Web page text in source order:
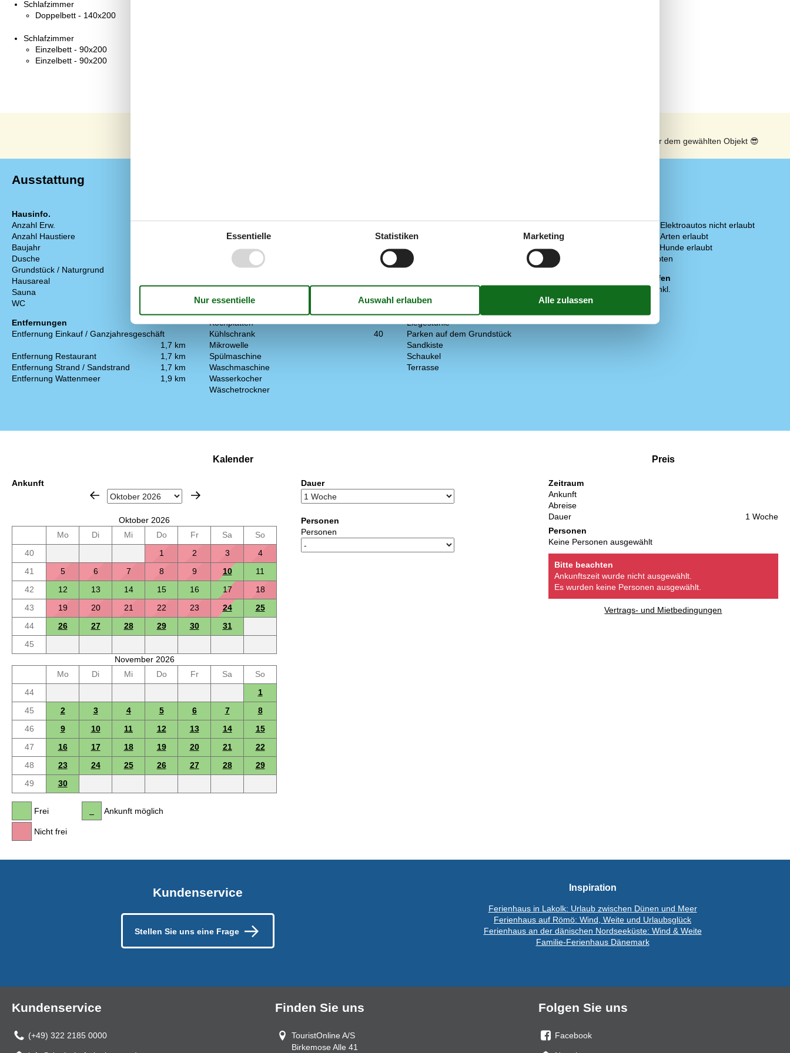
Schlafzimmer
Doppelbett - 140x200
Schlafzimmer
Einzelbett - 90x200
Einzelbett - 90x200
Sonnenstand über dem gewählten Objekt 😎
Ausstattung
Hausinfo.
Anzahl Erw.
Anzahl Haustiere
Baujahr
Dusche
Grundstück / Naturgrund
Hausareal
Sauna
WC
Entfernungen
Entfernung Einkauf / Ganzjahresgeschäft
1,7 km
Entfernung Restaurant
1,7 km
Entfernung Strand / Sandstrand
1,7 km
Entfernung Wattenmeer
1,9 km
Kaminofen
Wärmepumpe
Küchengeräte
Backofen
Gefriertruhe
30
Kaffeemaschine
Kochplatten
Kühlschrank
40
Mikrowelle
Spülmaschine
Waschmaschine
Wasserkocher
Wäschetrockner
Dän. TV
Kabel TV
TV
WI-FI
Draußen
Gartenmöbel
Grill
Liegestühle
Parken auf dem Grundstück
Sandkiste
Schaukel
Terrasse
Aufladung von Elektroautos nicht erlaubt
Haustiere: alle Arten erlaubt
Haustiere: nur Hunde erlaubt
Rauchen verboten
Preis inbegriffen
Endreinigung inkl.
Kalender
Ankunft
Oktober 2026
Mo
Di Mi Do Fr Sa
So
40
1 2 3
4
41
5 6 7 8 9 10
11
42
12 13 14 15 16 17
18
43
19 20 21 22 23 24
25
44
26 27 28 29 30
31
45
November 2026
Mo
Di Mi Do Fr Sa
So
44
1
45
2 3 4 5 6 7
8
46
9 10 11 12 13 14
15
47
16 17 18 19 20 21
22
48
23 24 25 26 27 28
29
49
30
Frei
Nicht frei
Ankunft möglich
Dauer
Personen
Personen
Preis
Zeitraum
Ankunft
Abreise
Dauer
1 Woche
Personen
Keine Personen ausgewählt
Bitte beachten
Ankunftszeit wurde nicht ausgewählt.
Es wurden keine Personen ausgewählt.
Vertrags- und Mietbedingungen
Kundenservice
Stellen Sie uns eine Frage
Inspiration
Ferienhaus in Lakolk: Urlaub zwischen Dünen und Meer
Ferienhaus auf Römö: Wind, Weite und Urlaubsglück
Ferienhaus an der dänischen Nordseeküste: Wind & Weite
Familie-Ferienhaus Dänemark
Kundenservice
(+49) 322 2185 0000
Finden Sie uns
TouristOnline A/S
Birkemose Alle 41
Folgen Sie uns
Sie
Facebook
Essentielle Statistiken Marketing